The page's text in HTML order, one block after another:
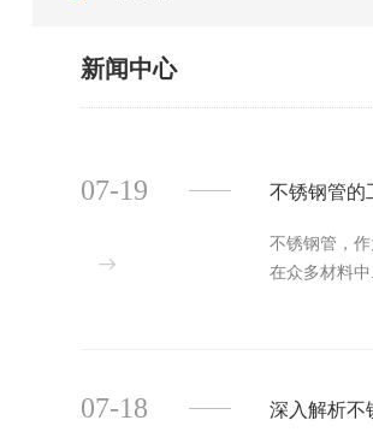
新闻中心
不锈钢管的
不锈钢管，
在众多材料中
07-19
深入解析不
07-18